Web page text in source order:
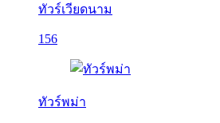
ทัวร์เวียดนาม
156
ทัวร์พม่า